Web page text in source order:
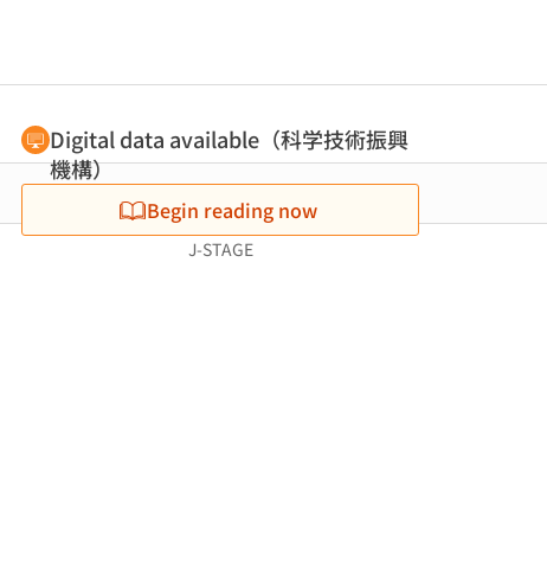
Digital data available（科学技術振興
機構）
Begin reading now
J-STAGE